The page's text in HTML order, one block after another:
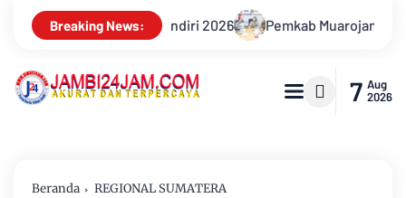
Breaking News:
Konflik PT Sinar Agro Tenera Unggul Dengan Warga Sipin
7 Aug
2026
Beranda REGIONAL SUMATERA